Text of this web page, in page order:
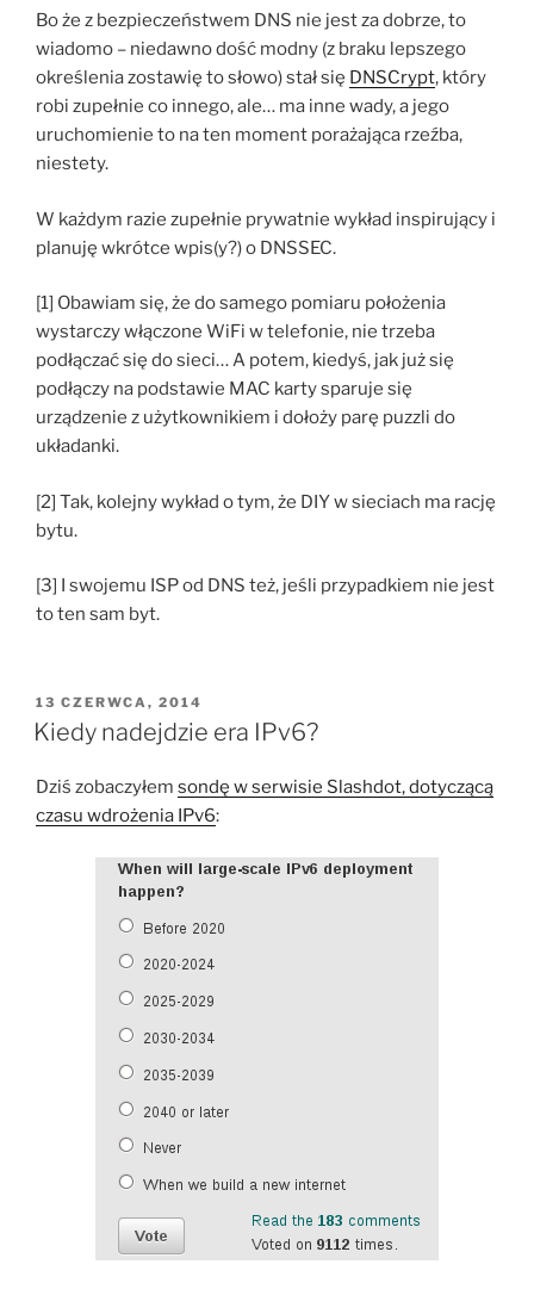
Bo że z bezpieczeństwem DNS nie jest za dobrze, to
wiadomo – niedawno dość modny (z braku lepszego
określenia zostawię to słowo) stał się DNSCrypt, który
robi zupełnie co innego, ale… ma inne wady, a jego
uruchomienie to na ten moment porażająca rzeźba,
niestety.
W każdym razie zupełnie prywatnie wykład inspirujący i
planuję wkrótce wpis(y?) o DNSSEC.
[1] Obawiam się, że do samego pomiaru położenia
wystarczy włączone WiFi w telefonie, nie trzeba
podłączać się do sieci… A potem, kiedyś, jak już się
podłączy na podstawie MAC karty sparuje się
urządzenie z użytkownikiem i dołoży parę puzzli do
układanki.
[2] Tak, kolejny wykład o tym, że DIY w sieciach ma rację
bytu.
[3] I swojemu ISP od DNS też, jeśli przypadkiem nie jest
to ten sam byt.
OPUBLIKOWANE
W
13 CZERWCA, 2014
Kiedy nadejdzie era IPv6?
Dziś zobaczyłem sondę w serwisie Slashdot, dotyczącą
czasu wdrożenia IPv6: